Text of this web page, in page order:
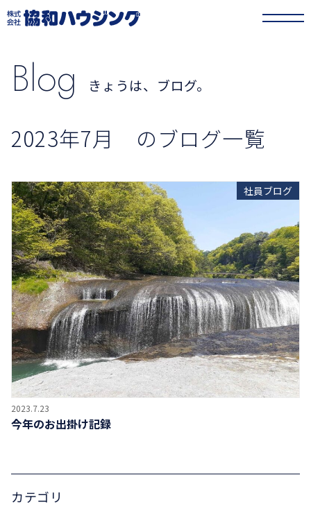
協和ハウジング> きょうは、ブログ。
Blog きょうは、ブログ。
2023年7月 のブログ一覧
社員ブログ
2023.7.23
今年のお出掛け記録
カテゴリ